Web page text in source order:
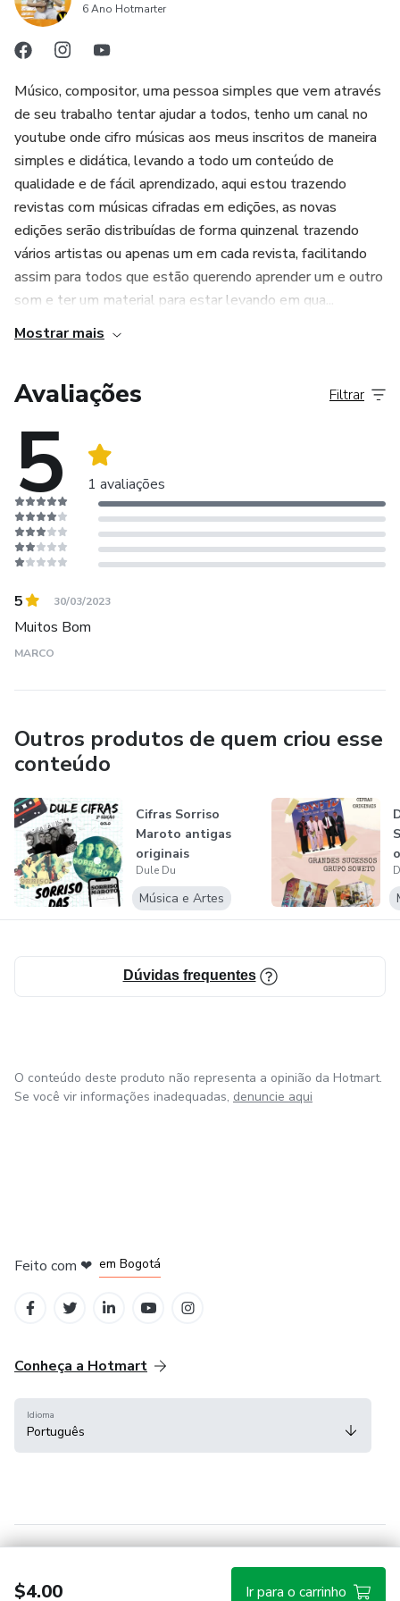
20 - CARONA DO AMOR
21 - MEGASTAR
22 - MAIS UMA VEZ
23 - PAGO PRA VER
24 - DIZ PRA MIM
25- EU CHORO
26 - 40 GRAUS DE AMOR
músicas do Grupo Exaltasamba com precisão e qualidade.
6 Ano Hotmarter
Músico, compositor, uma pessoa simples que vem através
de seu trabalho tentar ajudar a todos, tenho um canal no
youtube onde cifro músicas aos meus inscritos de maneira
simples e didática, levando a todo um conteúdo de
qualidade e de fácil aprendizado, aqui estou trazendo
revistas com músicas cifradas em edições, as novas
edições serão distribuídas de forma quinzenal trazendo
vários artistas ou apenas um em cada revista, facilitando
assim para todos que estão querendo aprender um e outro
som e ter um material para estar levando em qua...
Mostrar mais
Avaliações
5 1 avaliações
Filtrar
5 30/03/2023
Muitos Bom
MARCO
Outros produtos de quem criou esse
conteúdo
Cifras Sorriso
Maroto antigas
originais
Dule Du
Música e Artes
Dúvidas frequentes
$4.00 Ir para o carrinho
O conteúdo deste produto não representa a opinião da Hotmart.
Se você vir informações inadequadas, denuncie aqui
Feito com ❤ em Bogotá
Conheça a Hotmart
Idioma
Português